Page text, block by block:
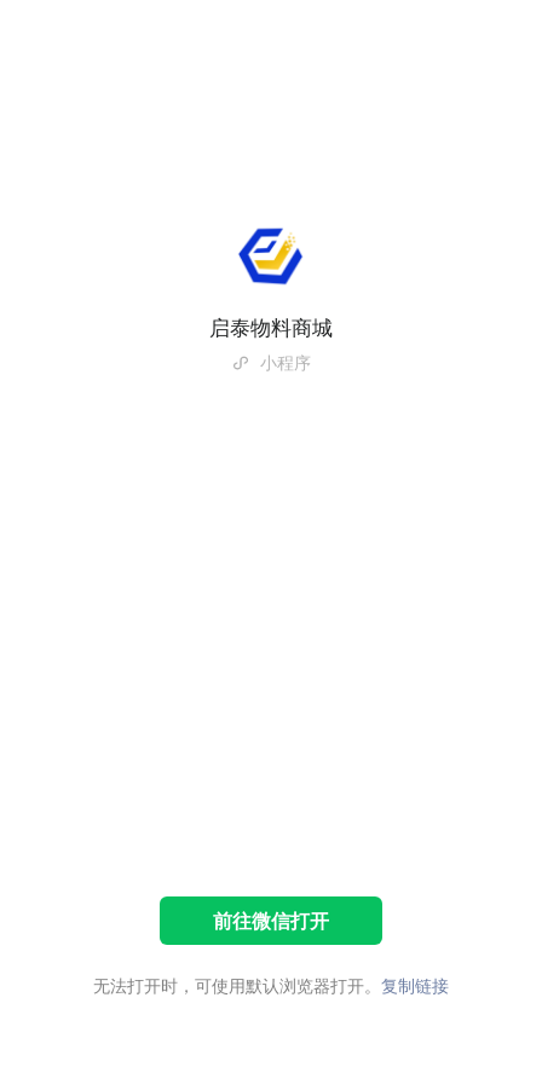
启泰物料商城
小程序
前往微信打开
无法打开时，可使用默认浏览器打开。 复制链接